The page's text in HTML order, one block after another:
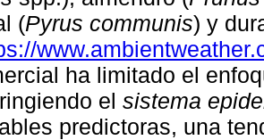
(Pyrus communis) y
ha limitado el
el sistema
predictoras, una